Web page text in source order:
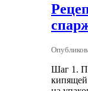
Шаг 1.
кипящей